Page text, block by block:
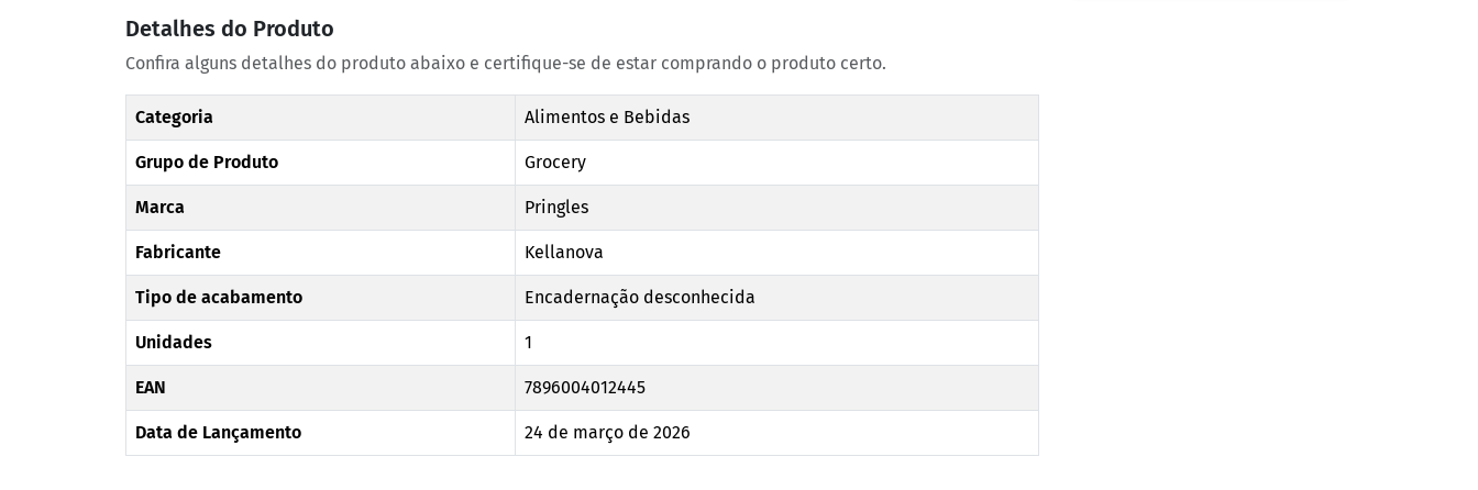
Detalhes do Produto
Confira alguns detalhes do produto abaixo e certifique-se de estar comprando o produto certo.
Categoria Alimentos e Bebidas
Grupo de Produto Grocery
Marca Pringles
Fabricante Kellanova
Tipo de acabamento Encadernação desconhecida
Unidades 1
EAN 7896004012445
Data de Lançamento 24 de março de 2026